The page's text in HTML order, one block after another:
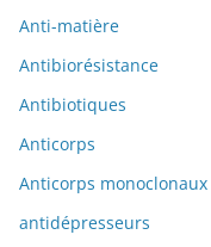
Anti-matière
Antibiorésistance
Antibiotiques
Anticorps
Anticorps monoclonaux
antidépresseurs